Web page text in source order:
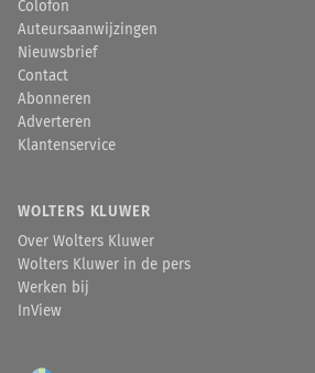
Colofon
Auteursaanwijzingen
Nieuwsbrief
Contact
Abonneren
Adverteren
Klantenservice
WOLTERS KLUWER
Over Wolters Kluwer
Wolters Kluwer in de pers
Werken bij
InView